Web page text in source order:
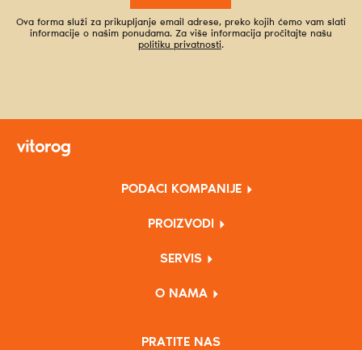
Ova forma služi za prikupljanje email adrese, preko kojih ćemo vam slati
informacije o našim ponudama. Za više informacija pročitajte našu
politiku privatnosti.
PODACI KOMPANIJE
PROIZVODI
SERVIS
O NAMA
PRATITE NAS